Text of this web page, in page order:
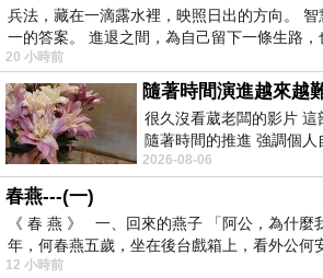
沾醬供應區；特別的還有花生粉，蔥花店家會
^^
喜園有蓋章的有機雞蛋。
客惟您低脂冰淇淋。
吃不出何種口味的冰淇淋，不過相當濃郁好吃。
兵法，藏在一滴露水裡，映照日出的方向。
一的答案。 進退之間，為自己留下一條生路
20 小時前
隨著時間演進越來越
很久沒看葳老闆的影片 這
隨著時間的推進 強調個
接近的不要說對象 連朋友
2026-08-06
春燕---(一)
《 春 燕 》 一、回來的燕子 「阿公，為什麼
年，何春燕五歲，坐在後台戲箱上，看外公何
12 小時前